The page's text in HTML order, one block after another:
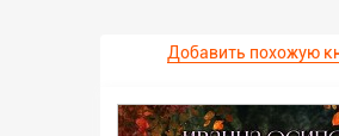
Добавить похожую